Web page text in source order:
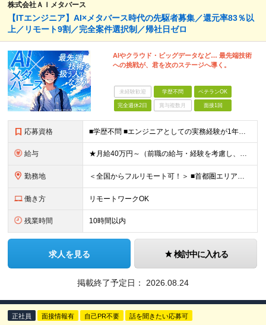
株式会社ＡＩメタバース
【ITエンジニア】AI×メタバース時代の先駆者募集／還元率83％以
上／リモート9割／完全案件選択制／帰社⽇ゼロ
AIやクラウド・ビッグデータなど… 最先端技術
への挑戦が、君を次のステージへ導く。
未経験歓迎 学歴不問 ベテランOK
完全週休2日 賞与複数月 面接1回
応募資格 ■学歴不問 ■エンジニアとしての実務経験が1年以上ある方 └開発、インフラ、工程、言語は一切不問です ★「テスト、マニュアル作成、運用保守しか経験がない…」という方でもOK！ ★AI未経験ももちろんO
給与 ★月給40万円～（前職の給与・経験を考慮し、前職以上の年収を保障します！） ※上記には固定残業代（30時間分／5万6000円～）を含みます ┗残業が少ない月（平均8時間程度）でも、30時間分全額を「
勤務地 ＜全国からフルリモート可！＞ ■首都圏エリア（東京・神奈川・千葉・埼玉）・大阪・名古屋・福岡を中心とした全国各地のプロジェクト先に参画いただきます。 ※ご希望をお伺いした上で決定いたします ※転勤なし
働き方 リモートワークOK
残業時間 10時間以内
求人を見る 検討中に入れる
掲載終了予定日： 2026.08.24
正社員 面接情報有 自己PR不要 話を聞きたい応募可